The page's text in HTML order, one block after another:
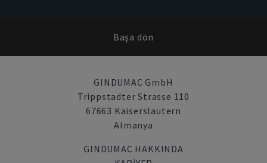
Başa dön
GINDUMAC GmbH
Trippstadter Strasse 110
67663 Kaiserslautern
Almanya
GINDUMAC HAKKINDA